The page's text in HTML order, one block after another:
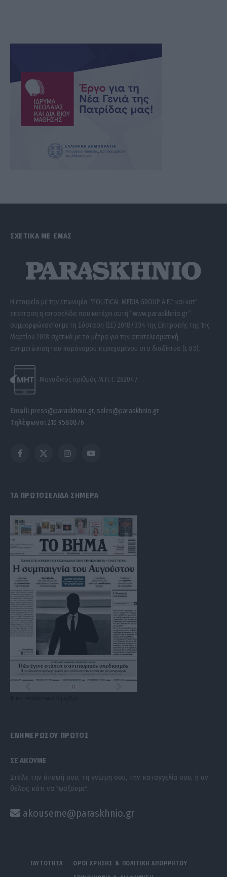
ΣΧΕΤΙΚΑ ΜΕ ΕΜΑΣ
Η εταιρεία με την επωνυμία “POLITICAL MEDIA GROUP A.E.” και κατ’
επέκταση η ιστοσελίδα που κατέχει αυτή “www.paraskhnio.gr”
συμμορφώνονται με τη Σύσταση (ΕΕ) 2018/334 της Επιτροπής της 1ης
Μαρτίου 2018 σχετικά με τα μέτρα για την αποτελεσματική
αντιμετώπιση του παράνομου περιεχομένου στο διαδίκτυο (L 63).
Μοναδικός αριθμός Μ.Η.Τ. 262047
Email: press@paraskhnio.gr, sales@paraskhnio.gr
Τηλέφωνο: 210 9580876
Facebook
X
InstagramYouTube
ΤΑ ΠΡΩΤΟΣΕΛΙΔΑ ΣΗΜΕΡΑ
ΕΝΗΜΕΡΩΣΟΥ ΠΡΩΤΟΣ
ΣΕ ΑΚΟΥΜΕ
Στείλε την άποψή σου, τη γνώμη σου, την καταγγελία σου, ή αν
θέλεις κάτι να "ψάξουμε".
akouseme@paraskhnio.gr
ΤΑΥΤΟΤΗΤΑ ΟΡΟΙ ΧΡΗΣΗΣ & ΠΟΛΙΤΙΚΗ ΑΠΟΡΡΗΤΟΥ